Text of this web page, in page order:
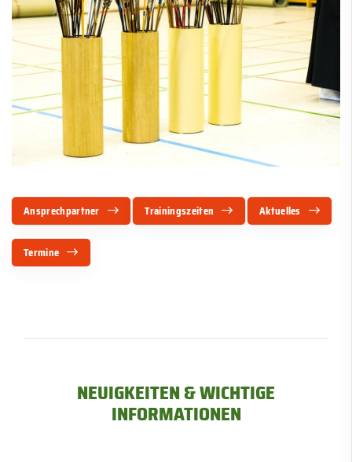
Ansprechpartner Trainingszeiten Aktuelles
Termine
NEUIGKEITEN & WICHTIGE
INFORMATIONEN